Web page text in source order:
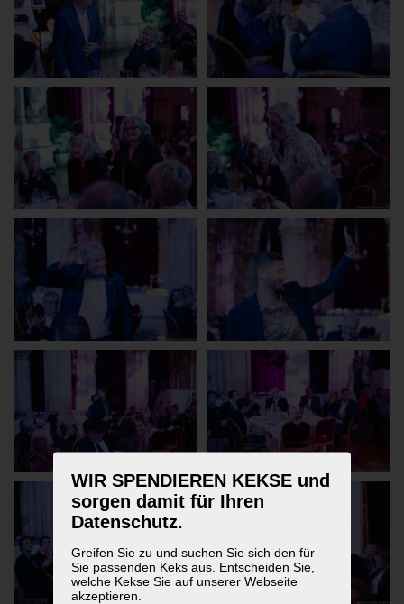
WIR SPENDIEREN KEKSE und
sorgen damit für Ihren
Datenschutz.
Greifen Sie zu und suchen Sie sich den für
Sie passenden Keks aus. Entscheiden Sie,
welche Kekse Sie auf unserer Webseite
akzeptieren.